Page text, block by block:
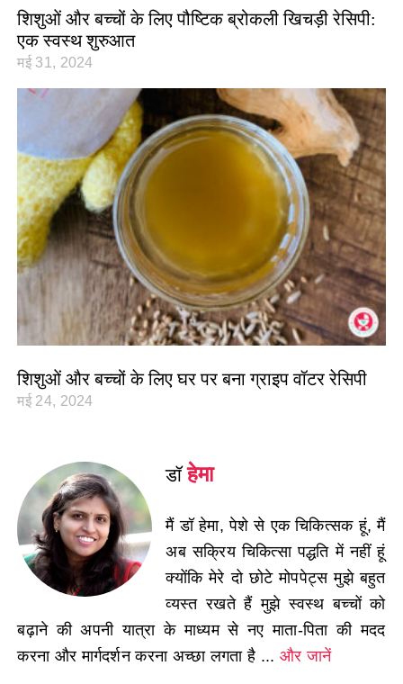
शिशुओं और बच्चों के लिए पौष्टिक ब्रोकली खिचड़ी रेसिपी:
एक स्वस्थ शुरुआत
मई 31, 2024
शिशुओं और बच्चों के लिए घर पर बना ग्राइप वॉटर रेसिपी
मई 24, 2024
डॉहेमा
मैं डॉ हेमा, पेशे से एक चिकित्सक हूं, मैं
अब सक्रिय चिकित्सा पद्धति में नहीं हूं
क्योंकि मेरे दो छोटे मोपपेट्स मुझे बहुत
व्यस्त रखते हैं मुझे स्वस्थ बच्चों को
बढ़ाने की अपनी यात्रा के माध्यम से नए माता-पिता की मदद
करना और मार्गदर्शन करना अच्छा लगता है ... और जानें